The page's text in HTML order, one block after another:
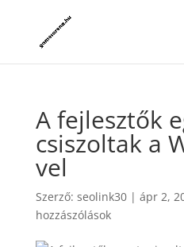
A fejlesztők
csiszoltak a
vel
Szerző: seolink30| ápr 2,
hozzászólások